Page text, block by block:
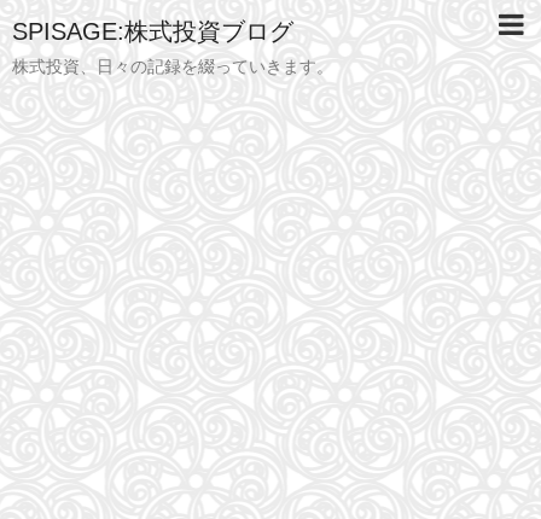
SPISAGE:株式投資ブログ
株式投資、日々の記録を綴っていきます。